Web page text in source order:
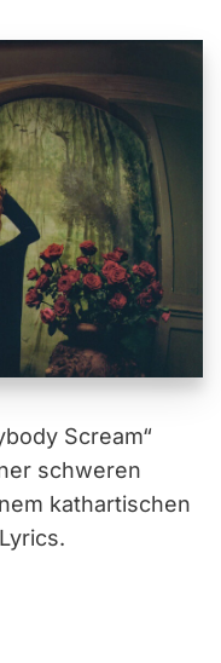
Scream“
schweren
kathartischen